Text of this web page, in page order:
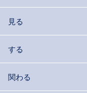
見る
する
関わる